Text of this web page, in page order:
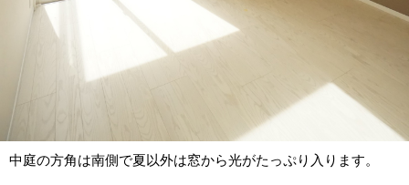
中庭の方角は南側で夏以外は窓から光がたっぷり入ります。